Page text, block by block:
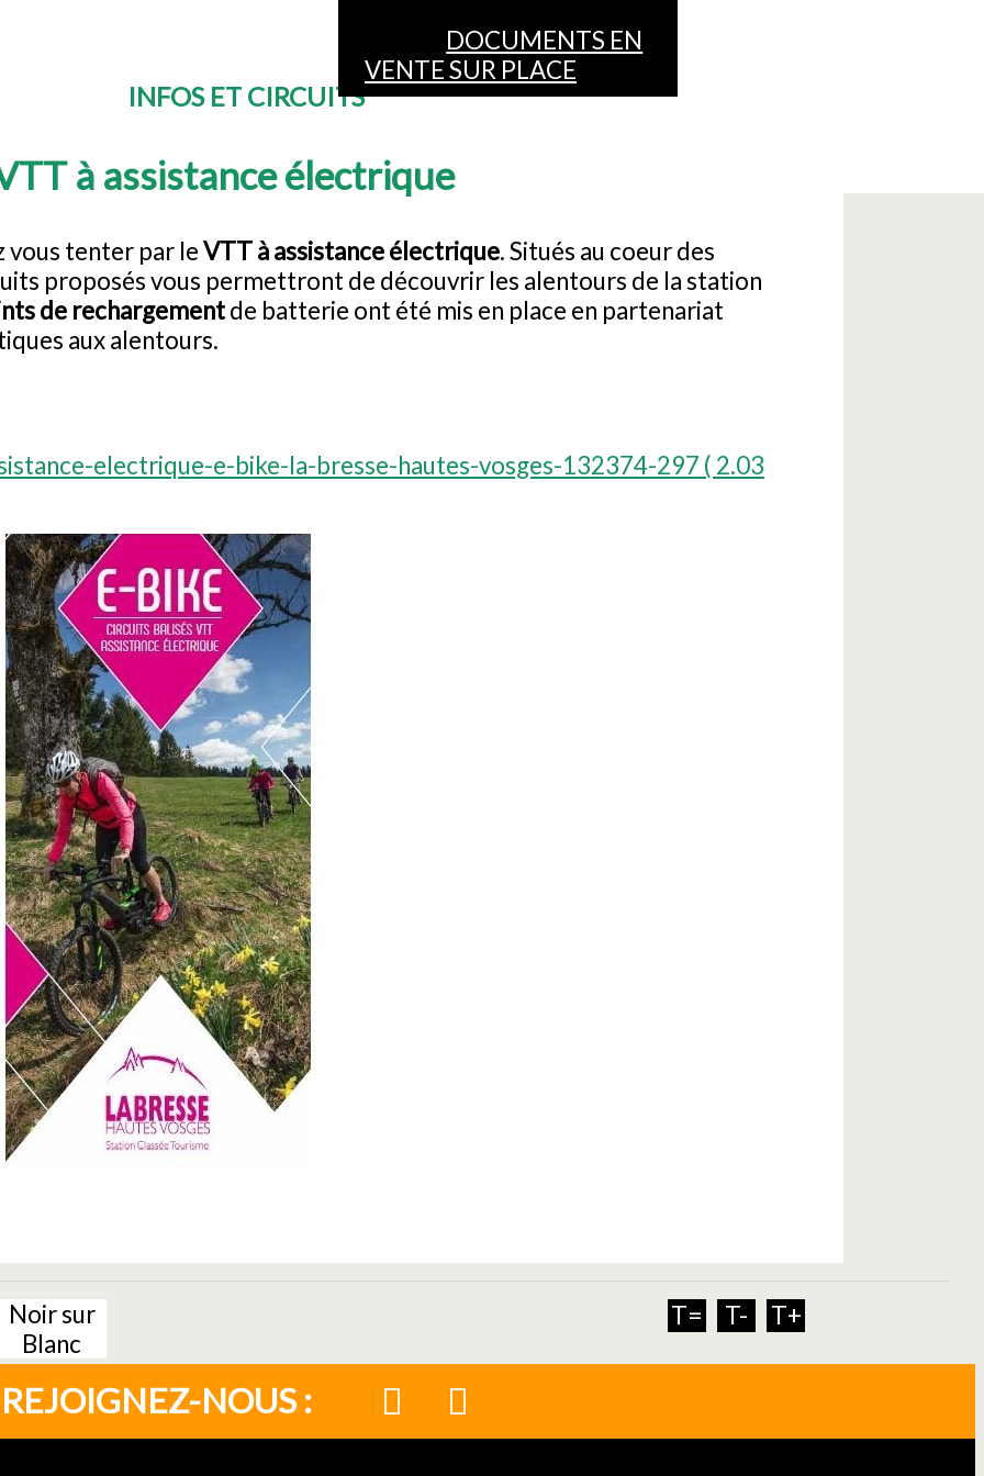
DOCUMENTS EN
VENTE SUR PLACE
INFOS ET CIRCUITS
à assistance électrique
vous tenter par leVTT à assistance électrique. Situés au coeur des
proposés vous permettront de découvrir les alentours de la station
de rechargementde batterie ont été mis en place en partenariat
aux alentours.
electrique-e-bike-la-bresse-hautes-vosges-132374-297 ( 2.03
Noir sur
Blanc
T= T- T+
REJOIGNEZ-NOUS :